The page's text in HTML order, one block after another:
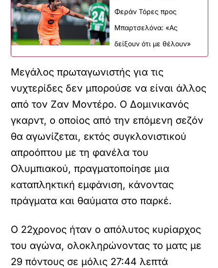
Φεράν Τόρες προς
Μπαρτσελόνα: «Ας
δείξουν ότι με θέλουν»
Μεγάλος πρωταγωνιστής για τις
νυχτερίδες δεν μπορούσε να είναι άλλος
από τον Ζαν Μοντέρο. Ο Δομινικανός
γκαρντ, ο οποίος από την επόμενη σεζόν
θα αγωνίζεται, εκτός συγκλονιστικού
απροόπτου με τη φανέλα του
Ολυμπιακού, πραγματοποίησε μια
καταπληκτική εμφάνιση, κάνοντας
πράγματα και θαύματα στο παρκέ.
Ο 22χρονος ήταν ο απόλυτος κυρίαρχος
του αγώνα, ολοκληρώνοντας το ματς με
29 πόντους σε μόλις 27:44 λεπτά